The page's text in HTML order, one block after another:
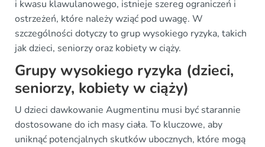
i kwasu klawulanowego, istnieje szereg ograniczeń i
ostrzeżeń, które należy wziąć pod uwagę. W
szczególności dotyczy to grup wysokiego ryzyka, takich
jak dzieci, seniorzy oraz kobiety w ciąży.
Grupy wysokiego ryzyka (dzieci,
seniorzy, kobiety w ciąży)
U dzieci dawkowanie Augmentinu musi być starannie
dostosowane do ich masy ciała. To kluczowe, aby
uniknąć potencjalnych skutków ubocznych, które mogą